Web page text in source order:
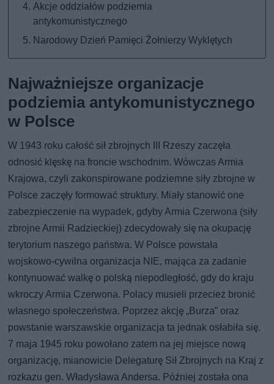
Akcje oddziałów podziemia
antykomunistycznego
Narodowy Dzień Pamięci Żołnierzy Wyklętych
Najważniejsze organizacje
podziemia antykomunistycznego
w Polsce
W 1943 roku całość sił zbrojnych III Rzeszy zaczęła
odnosić klęskę na froncie wschodnim. Wówczas Armia
Krajowa, czyli zakonspirowane podziemne siły zbrojne w
Polsce zaczęły formować struktury. Miały stanowić one
zabezpieczenie na wypadek, gdyby Armia Czerwona (siły
zbrojne Armii Radzieckiej) zdecydowały się na okupację
terytorium naszego państwa. W Polsce powstała
wojskowo-cywilna organizacja NIE, mająca za zadanie
kontynuować walkę o polską niepodległość, gdy do kraju
wkroczy Armia Czerwona. Polacy musieli przecież bronić
własnego społeczeństwa. Poprzez akcję „Burza” oraz
powstanie warszawskie organizacja ta jednak osłabiła się.
7 maja 1945 roku powołano zatem na jej miejsce nową
organizację, mianowicie Delegaturę Sił Zbrojnych na Kraj z
rozkazu gen. Władysława Andersa. Później została ona